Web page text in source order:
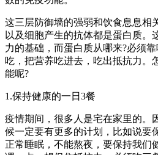
这三层防御墙的强弱和饮食息息相
以及细胞产生的抗体都是蛋白质。
力的基础，而蛋白质从哪来?必须
吃，把营养吃进去，吃出抵抗力。
能呢?
1.保持健康的一日3餐
疫情期间，很多人是宅在家里的。
候一定要有更多的计划，比如说要
正常睡眠，不能熬夜，要保持我们